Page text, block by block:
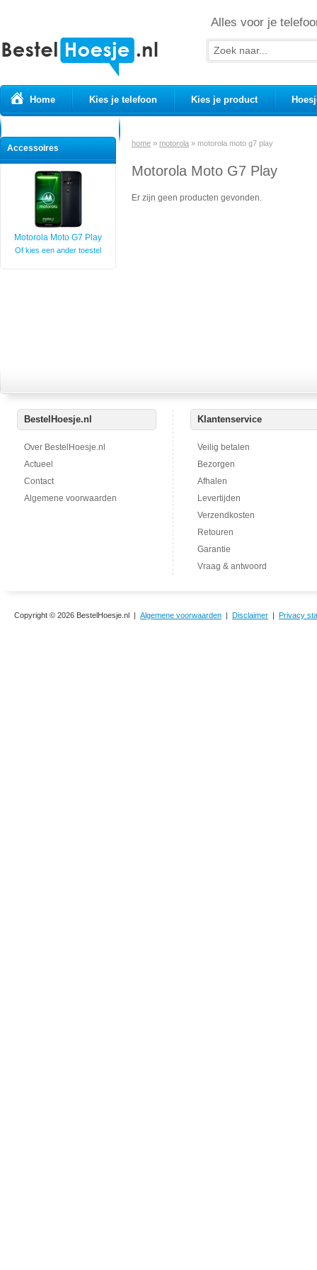
Alles voor je
Home Kies je telefoon Kies je product
Accessoires
Motorola Moto G7 Play
Of kies een ander toestel
home » motorola » motorola moto g7 play
Motorola Moto G7 Play
Er zijn geen producten gevonden.
BestelHoesje.nl
Over BestelHoesje.nl
Actueel
Contact
Algemene voorwaarden
Klantenservice
Veilig betalen
Bezorgen
Afhalen
Levertijden
Verzendkosten
Retouren
Garantie
Vraag & antwoord
Copyright © 2026 BestelHoesje.nl | Algemene voorwaarden | Disclaimer | Privacy